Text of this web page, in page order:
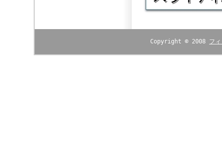
Copyright © 2008 フ